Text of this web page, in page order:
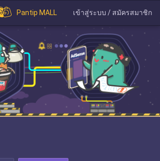
Pantip MALL เข้าสู่ระบบ / สมัครสมาชิก